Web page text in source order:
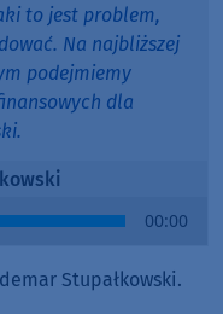
to jest problem,
Na najbliższej
podejmiemy
dla
00:00
Stupałkowski.